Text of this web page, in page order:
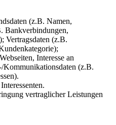
(z.B. Namen,
Bankverbindungen,
Vertragsdaten (z.B.
Interesse an
(z.B.
vertraglicher Leistungen